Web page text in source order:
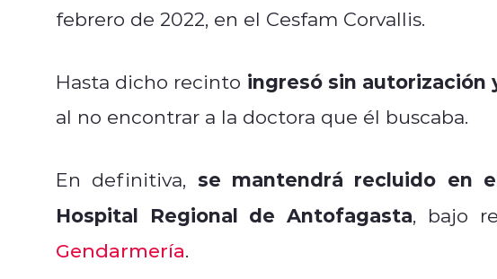
febrero de 2022, en el Cesfam Corvallis.
Hasta dicho recinto ingresó sin autorización
al no encontrar a la doctora que él buscaba.
En definitiva, se mantendrá recluido en
Hospital Regional de Antofagasta, bajo
Gendarmería.